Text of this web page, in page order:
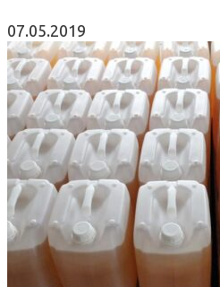
07.05.2019